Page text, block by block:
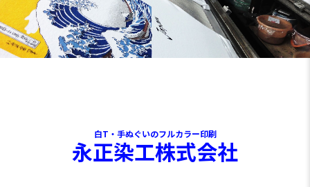
白T・手ぬぐいのフルカラー印刷
永正染工株式会社